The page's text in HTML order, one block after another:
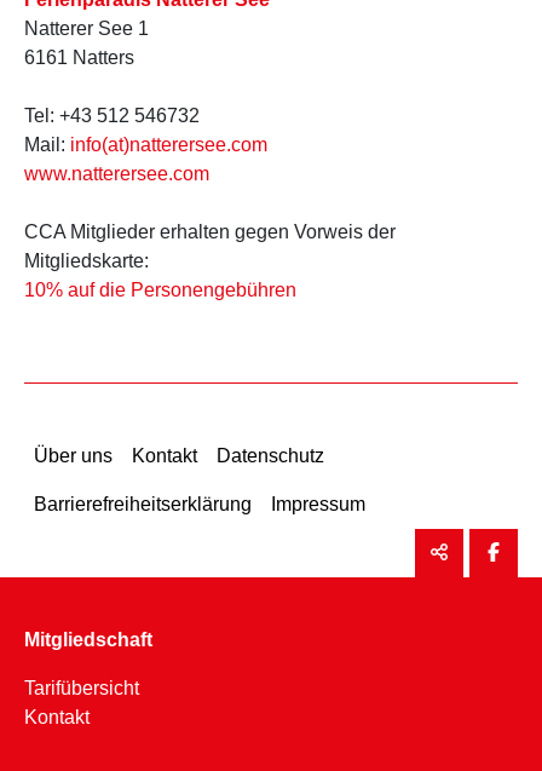
Natterer See 1
6161 Natters
Tel: +43 512 546732
Mail: info(at)natterersee.com
www.natterersee.com
CCA Mitglieder erhalten gegen Vorweis der
Mitgliedskarte:
10% auf die Personengebühren
Über uns Kontakt Datenschutz
Barrierefreiheitserklärung Impressum
Mitgliedschaft
Tarifübersicht
Kontakt